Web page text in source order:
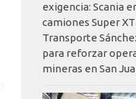
exigencia: Scania
camiones Super XT
Transporte
para reforzar
mineras en San